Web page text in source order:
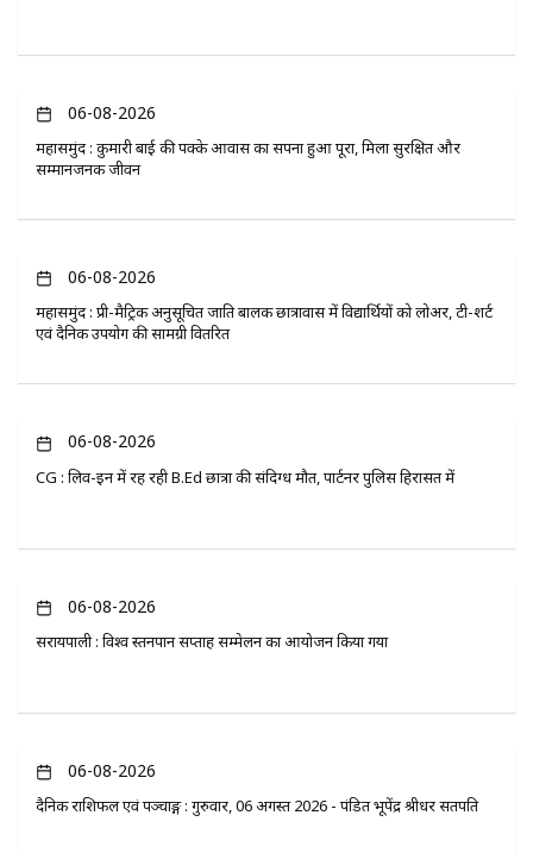
06-08-2026
महासमुंद : कुमारी बाई की पक्के आवास का सपना हुआ पूरा, मिला सुरक्षित और
सम्मानजनक जीवन
06-08-2026
महासमुंद : प्री-मैट्रिक अनुसूचित जाति बालक छात्रावास में विद्यार्थियों को लोअर, टी-शर्ट
एवं दैनिक उपयोग की सामग्री वितरित
06-08-2026
CG : लिव-इन में रह रही B.Ed छात्रा की संदिग्ध मौत, पार्टनर पुलिस हिरासत में
06-08-2026
सरायपाली : विश्व स्तनपान सप्ताह सम्मेलन का आयोजन किया गया
06-08-2026
दैनिक राशिफल एवं पञ्चाङ्ग : गुरुवार, 06 अगस्त 2026 - पंडित भूपेंद्र श्रीधर सतपति